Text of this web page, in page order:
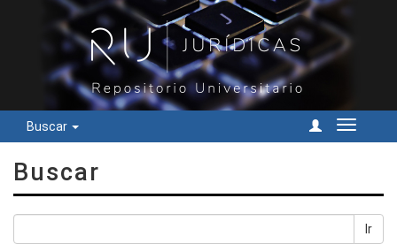
Buscar
Cambiar
Buscar
Ir